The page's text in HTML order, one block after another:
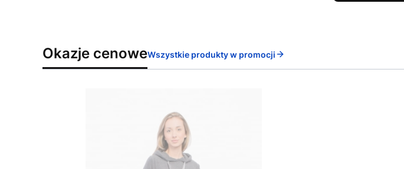
Okazje cenoweWszystkie produkty w promocji